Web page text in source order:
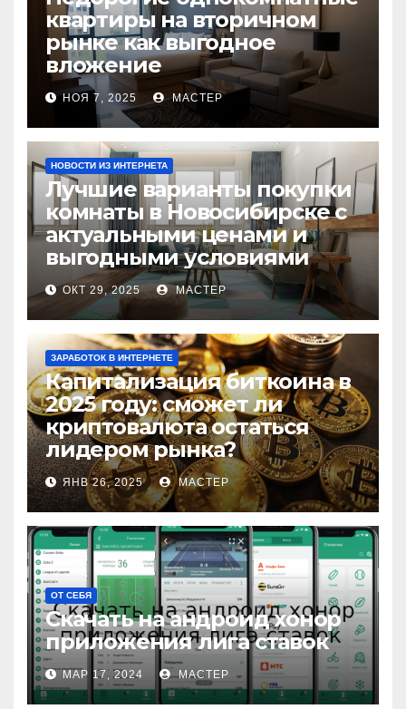
квартиры на вторичном
рынке как выгодное
вложение
НОЯ 7, 2025 МАСТЕР
НОВОСТИ ИЗ ИНТЕРНЕТА
Лучшие варианты покупки
комнаты в Новосибирске с
актуальными ценами и
выгодными условиями
ОКТ 29, 2025 МАСТЕР
ЗАРАБОТОК В ИНТЕРНЕТЕ
Капитализация биткоина в
2025 году: сможет ли
криптовалюта остаться
лидером рынка?
ЯНВ 26, 2025 МАСТЕР
ОТ СЕБЯ
Скачать на андроид хонор
приложения лига ставок
МАР 17, 2024 МАСТЕР